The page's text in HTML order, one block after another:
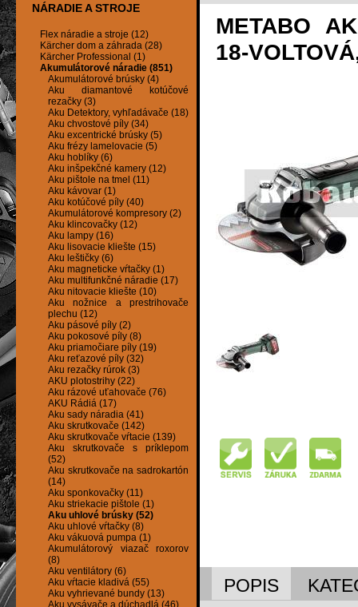
NÁRADIE A STROJE
Flex náradie a stroje (12)
Kärcher dom a záhrada (28)
Kärcher Professional (1)
Akumulátorové náradie (851)
Akumulátorové brúsky (4)
Aku diamantové kotúčové
rezačky (3)
Aku Detektory, vyhľadávače (18)
Aku chvostové píly (34)
Aku excentrické brúsky (5)
Aku frézy lamelovacie (5)
Aku hoblíky (6)
Aku inšpekčné kamery (12)
Aku pištole na tmel (11)
Aku kávovar (1)
Aku kotúčové píly (40)
Akumulátorové kompresory (2)
Aku klincovačky (12)
Aku lampy (16)
Aku lisovacie kliešte (15)
Aku leštičky (6)
Aku magneticke vŕtačky (1)
Aku multifunkčné náradie (17)
Aku nitovacie kliešte (10)
Aku nožnice a prestrihovače
plechu (12)
Aku pásové píly (2)
Aku pokosové píly (8)
Aku priamočiare píly (19)
Aku reťazové píly (32)
Aku rezačky rúrok (3)
AKU plotostrihy (22)
Aku rázové uťahovače (76)
AKU Rádiá (17)
Aku sady náradia (41)
Aku skrutkovače (142)
Aku skrutkovače vŕtacie (139)
Aku skrutkovače s príklepom
(52)
Aku skrutkovače na sadrokartón
(14)
Aku sponkovačky (11)
Aku striekacie pištole (1)
Aku uhlové brúsky (52)
Aku uhlové vŕtačky (8)
Aku vákuová pumpa (1)
Akumulátorový viazač roxorov
(8)
Aku ventilátory (6)
Aku vŕtacie kladivá (55)
Aku vyhrievané bundy (13)
METABO
18-
POPIS